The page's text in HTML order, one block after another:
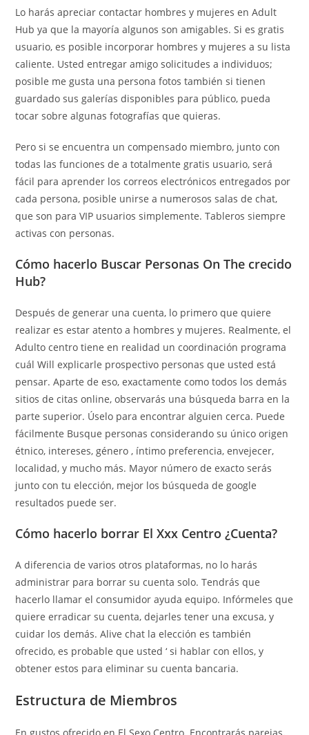
Lo harás apreciar contactar hombres y mujeres en Adult
Hub ya que la mayoría algunos son amigables. Si es gratis
usuario, es posible incorporar hombres y mujeres a su lista
caliente. Usted entregar amigo solicitudes a individuos;
posible me gusta una persona fotos también si tienen
guardado sus galerías disponibles para público, pueda
tocar sobre algunas fotografías que quieras.
Pero si se encuentra un compensado miembro, junto con
todas las funciones de a totalmente gratis usuario, será
fácil para aprender los correos electrónicos entregados por
cada persona, posible unirse a numerosos salas de chat,
que son para VIP usuarios simplemente. Tableros siempre
activas con personas.
Cómo hacerlo Buscar Personas On The crecido
Hub?
Después de generar una cuenta, lo primero que quiere
realizar es estar atento a hombres y mujeres. Realmente, el
Adulto centro tiene en realidad un coordinación programa
cuál Will explicarle prospectivo personas que usted está
pensar. Aparte de eso, exactamente como todos los demás
sitios de citas online, observarás una búsqueda barra en la
parte superior. Úselo para encontrar alguien cerca. Puede
fácilmente Busque personas considerando su único origen
étnico, intereses, género , íntimo preferencia, envejecer,
localidad, y mucho más. Mayor número de exacto serás
junto con tu elección, mejor los búsqueda de google
resultados puede ser.
Cómo hacerlo borrar El Xxx Centro ¿Cuenta?
A diferencia de varios otros plataformas, no lo harás
administrar para borrar su cuenta solo. Tendrás que
hacerlo llamar el consumidor ayuda equipo. Infórmeles que
quiere erradicar su cuenta, dejarles tener una excusa, y
cuidar los demás. Alive chat la elección es también
ofrecido, es probable que usted ‘ si hablar con ellos, y
obtener estos para eliminar su cuenta bancaria.
Estructura de Miembros